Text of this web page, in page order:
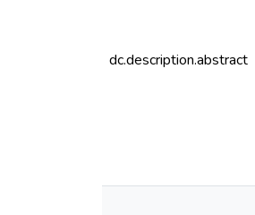
dc.description.abstract